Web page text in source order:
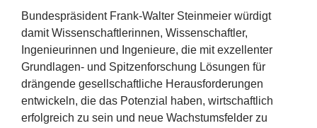
Bundespräsident Frank-Walter Steinmeier würdigt
damit Wissenschaftlerinnen, Wissenschaftler,
Ingenieurinnen und Ingenieure, die mit exzellenter
Grundlagen- und Spitzenforschung Lösungen für
drängende gesellschaftliche Herausforderungen
entwickeln, die das Potenzial haben, wirtschaftlich
erfolgreich zu sein und neue Wachstumsfelder zu